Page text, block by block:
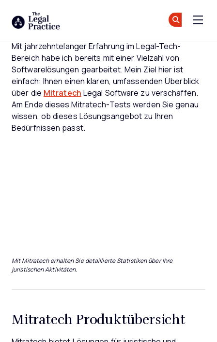
Skip to main content
Mit jahrzehntelanger Erfahrung im Legal-Tech-
Bereich habe ich bereits mit einer Vielzahl von
Softwarelösungen gearbeitet. Mein Ziel hier ist
einfach: Ihnen einen klaren, umfassenden Überblick
über die Mitratech Legal Software zu verschaffen.
Am Ende dieses Mitratech-Tests werden Sie genau
wissen, ob dieses Lösungsangebot zu Ihren
Bedürfnissen passt.
Mit Mitratech erhalten Sie detaillierte Statistiken über Ihre
juristischen Aktivitäten.
Mitratech Produktübersicht